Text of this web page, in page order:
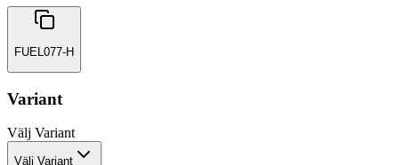
FUEL077-H
Variant
Välj Variant
Välj Variant